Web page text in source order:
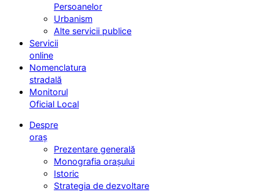
Persoanelor
Urbanism
Alte servicii publice
Servicii
online
Nomenclatura
stradală
Monitorul
Oficial Local
Despre
oraș
Prezentare generală
Monografia orașului
Istoric
Strategia de dezvoltare